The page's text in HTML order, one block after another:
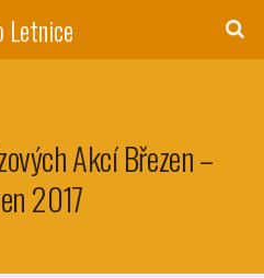
Letnice
Akcí Březen –
2017